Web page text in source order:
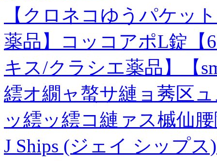
【クロネコゆうパケッ
薬品】コッコアポL錠【
キス/クラシエ薬品】【
繧オ繝ャ螯サ縺ョ莠区
ッ繧ッ繧コ縺ァス槭仙
J Ships (ジェイ シップス